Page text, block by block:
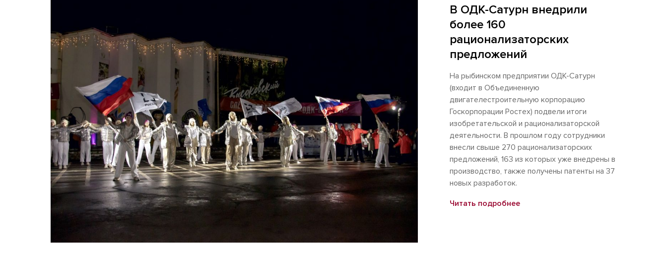
В ОДК-Сатурн внедрили
более 160
рационализаторских
предложений
На рыбинском предприятии ОДК-Сатурн
(входит в Объединенную
двигателестроительную корпорацию
Госкорпорации Ростех) подвели итоги
изобретательской и рационализаторской
деятельности. В прошлом году сотрудники
внесли свыше 270 рационализаторских
предложений, 163 из которых уже внедрены в
производство, также получены патенты на 37
новых разработок.
Читать подробнее